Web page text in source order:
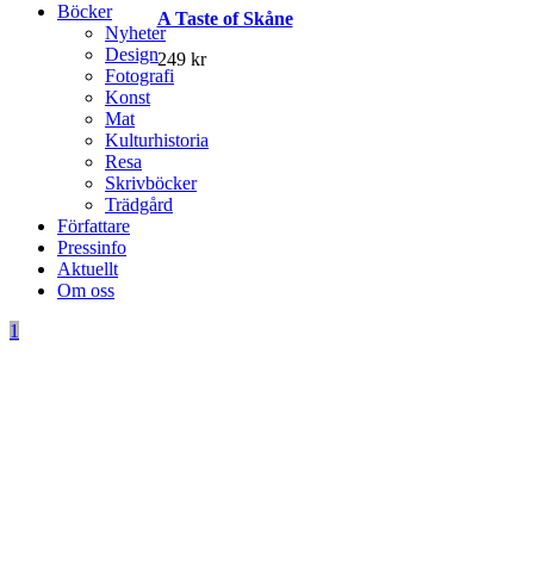
Böcker
Nyheter
Design
Fotografi
Konst
Mat
Kulturhistoria
Resa
Skrivböcker
Trädgård
Författare
Pressinfo
Aktuellt
Om oss
1
A Taste of Skåne
249 kr